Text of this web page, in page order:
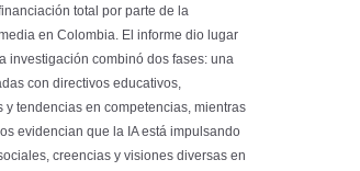
total por parte de la
en Colombia. El informe dio lugar
investigación combinó dos fases: una
con directivos educativos,
tendencias en competencias, mientras
evidencian que la IA está impulsando
creencias y visiones diversas en